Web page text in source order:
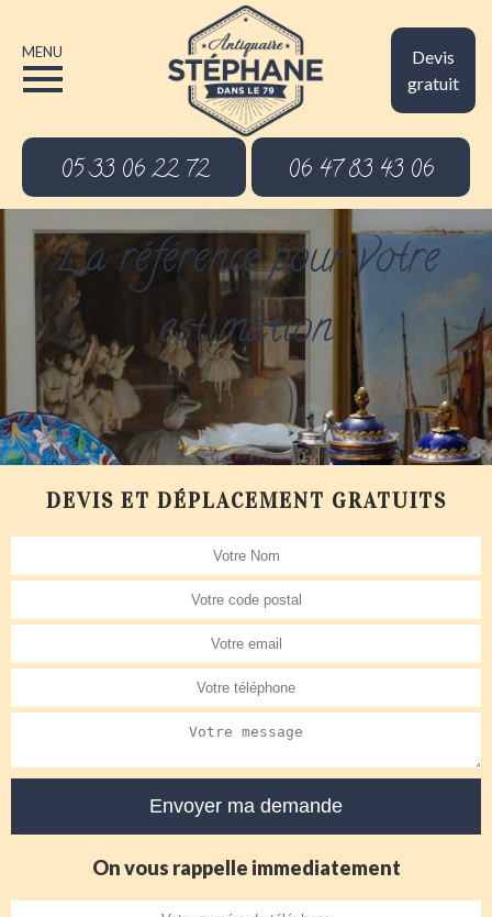
Devis
gratuit
MENU
05 33 06 22 72 06 47 83 43 06
La référence pour votre
estimation
DEVIS ET DÉPLACEMENT GRATUITS
On vous rappelle immediatement